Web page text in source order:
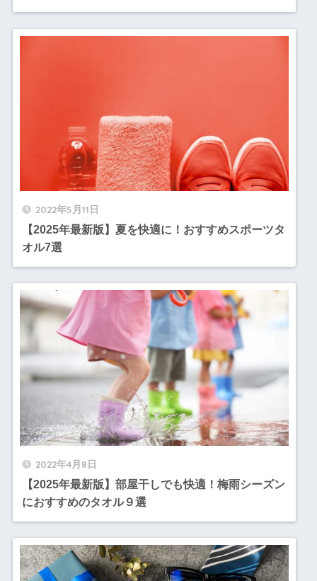
2022年5月11日
【2025年最新版】夏を快適に！おすすめスポーツタ
オル7選
2022年4月8日
【2025年最新版】部屋干しでも快適！梅雨シーズン
におすすめのタオル９選